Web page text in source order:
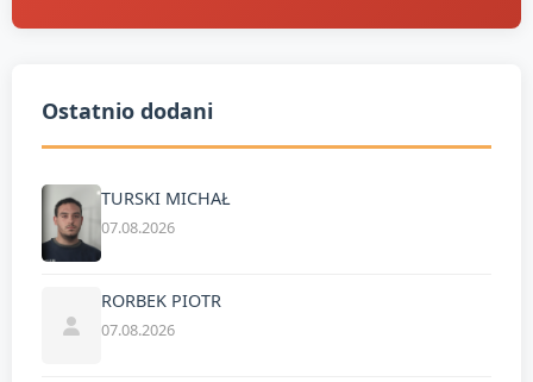
Ostatnio dodani
TURSKI MICHAŁ
07.08.2026
RORBEK PIOTR
07.08.2026